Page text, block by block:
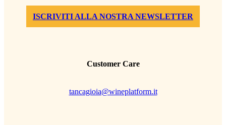
ISCRIVITI ALLA NOSTRA NEWSLETTER
Customer Care
tancagioia@wineplatform.it